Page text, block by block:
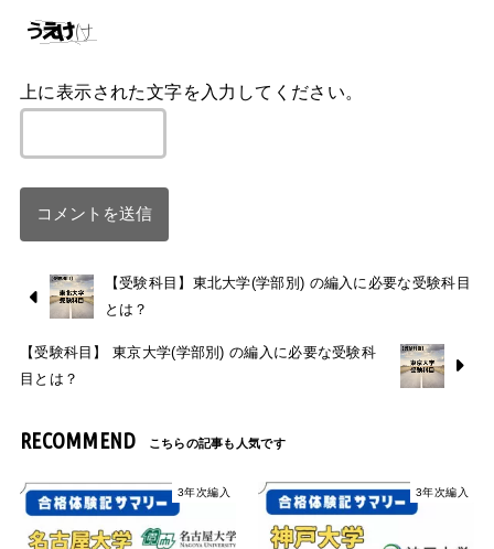
上に表示された文字を入力してください。
【受験科目】東北大学(学部別) の編入に必要な受験科目
とは？
【受験科目】 東京大学(学部別) の編入に必要な受験科
目とは？
RECOMMEND
3年次編入 3年次編入